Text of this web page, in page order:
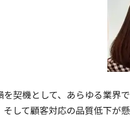
を契機として、あらゆる業界
そして顧客対応の品質低下が